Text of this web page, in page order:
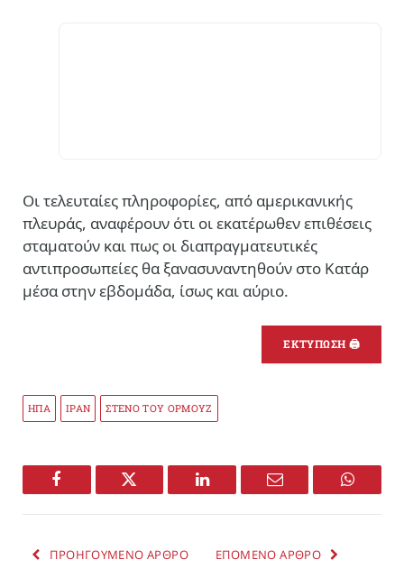
Οι τελευταίες πληροφορίες, από αμερικανικής
πλευράς, αναφέρουν ότι οι εκατέρωθεν επιθέσεις
σταματούν και πως οι διαπραγματευτικές
αντιπροσωπείες θα ξανασυναντηθούν στo Κατάρ
μέσα στην εβδομάδα, ίσως και αύριο.
ΕΚΤΥΠΩΣΗ 🖨
ΗΠΑ ΙΡΑΝ ΣΤΕΝΟ ΤΟΥ ΟΡΜΟΥΖ
Facebook Twitter LinkedIn Email
ΠΡΟΗΓΟΥΜΕΝΟ ΑΡΘΡΟ ΕΠΟΜΕΝΟ ΑΡΘΡΟ